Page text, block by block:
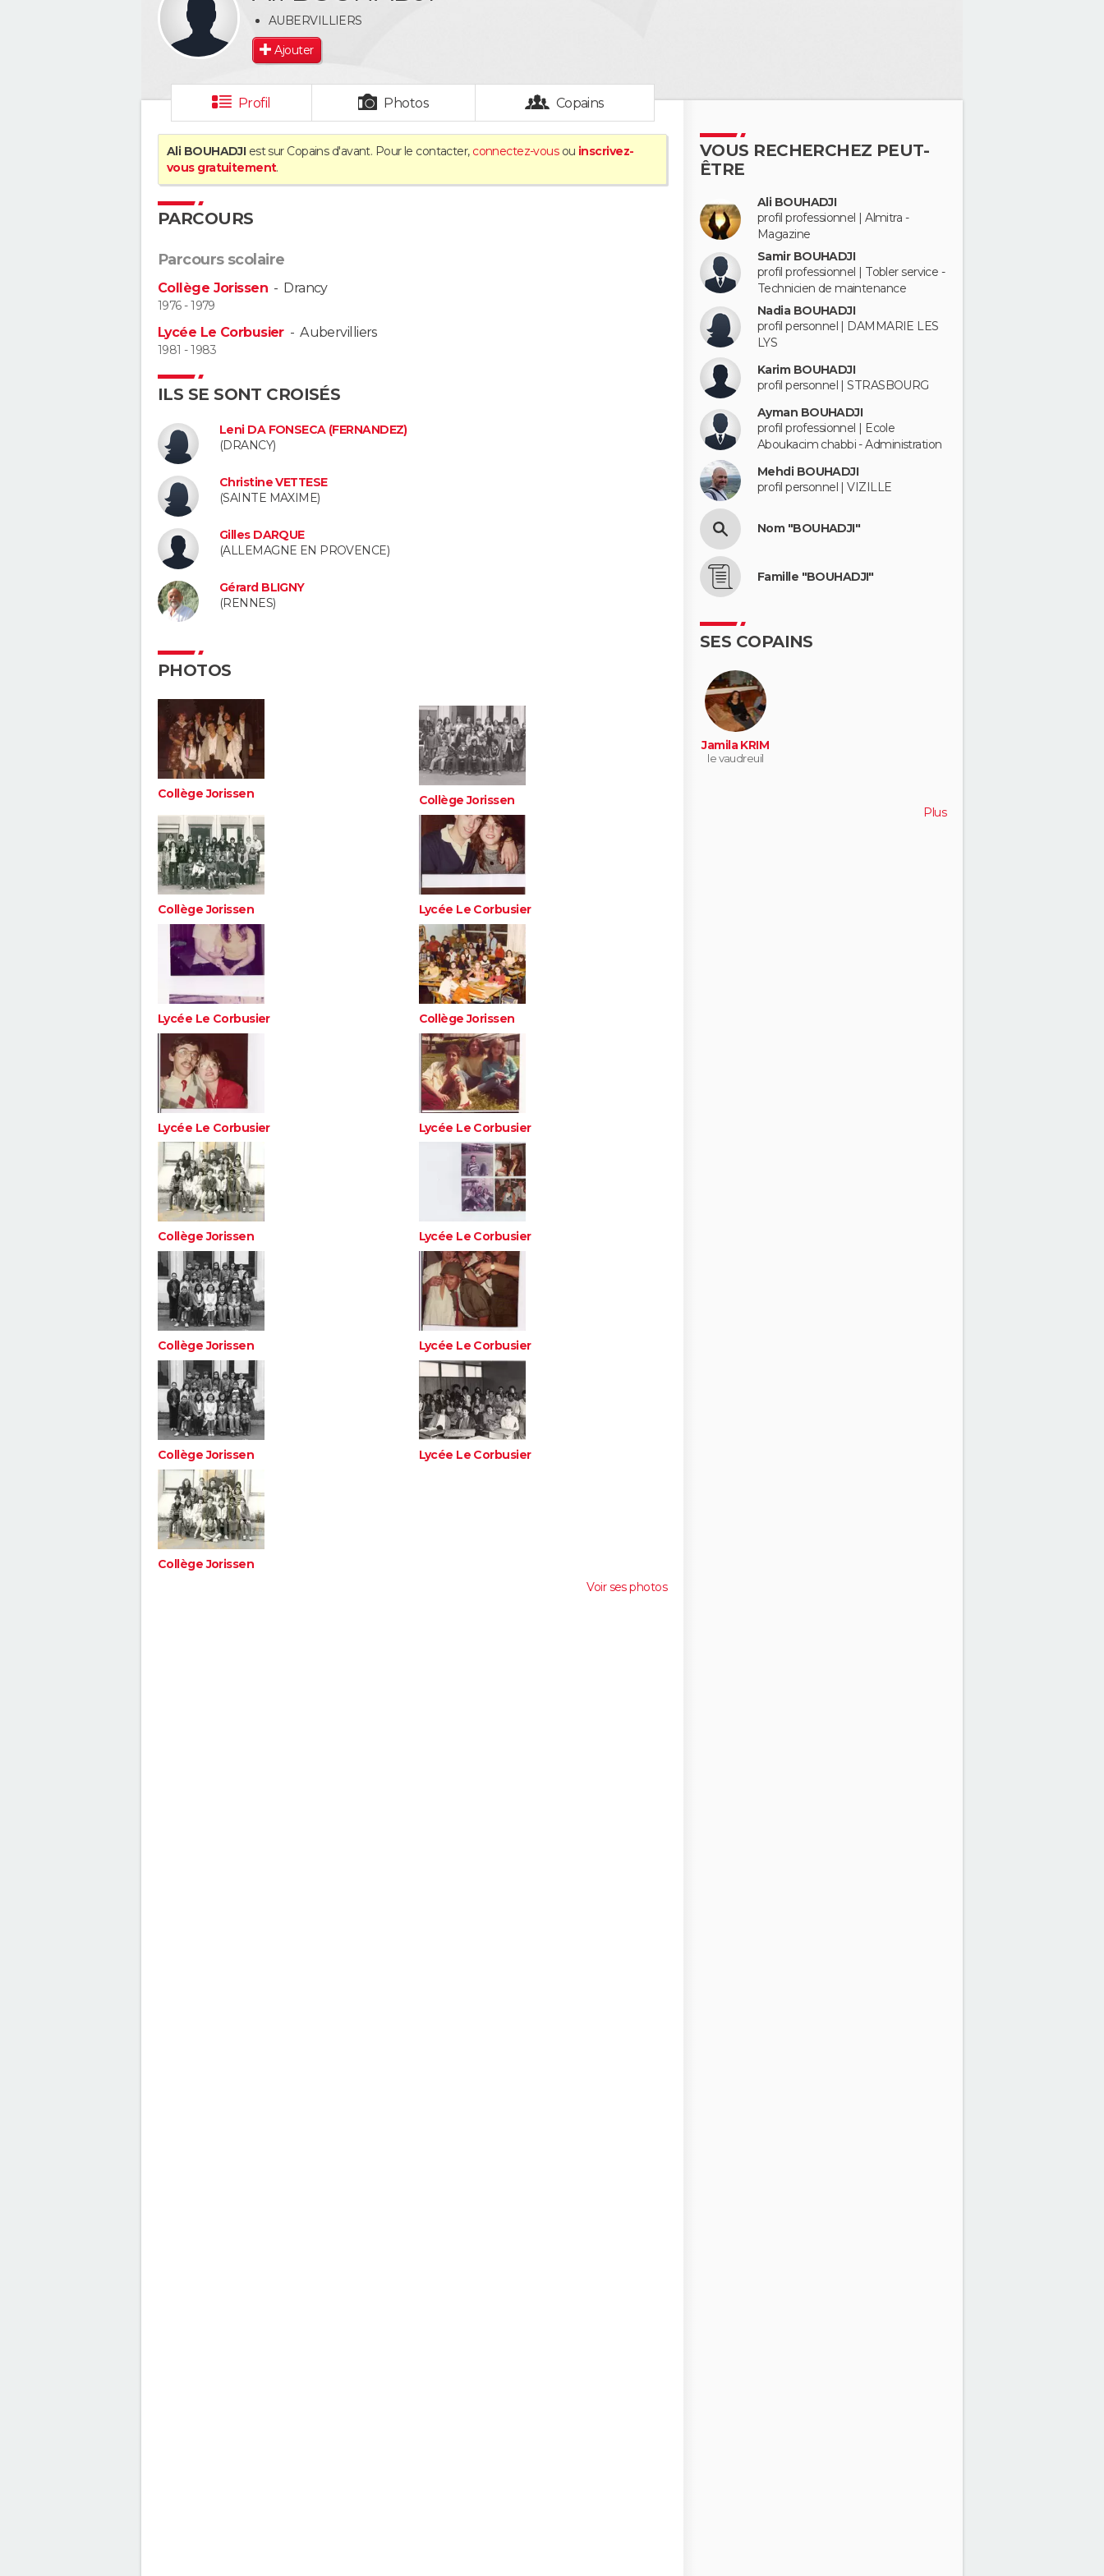
AUBERVILLIERS
Ajouter
Profil Photos Copains
Ali BOUHADJI est sur Copains d'avant. Pour le contacter, connectez-vousou inscrivez-
vous gratuitement.
PARCOURS
Parcours scolaire
Collège Jorissen - Drancy
1976 - 1979
Lycée Le Corbusier-Aubervilliers
1981 - 1983
ILS SE SONT CROISÉS
Leni DA FONSECA (FERNANDEZ)
(DRANCY)
Christine VETTESE
(SAINTE MAXIME)
Gilles DARQUE
(ALLEMAGNE EN PROVENCE)
Gérard BLIGNY
(RENNES)
PHOTOS
Collège Jorissen Collège Jorissen
Collège Jorissen Lycée Le Corbusier
Lycée Le Corbusier Collège Jorissen
Lycée Le Corbusier Lycée Le Corbusier
Collège Jorissen Lycée Le Corbusier
Collège Jorissen Lycée Le Corbusier
Collège Jorissen Lycée Le Corbusier
Collège Jorissen
Voir ses photos
VOUS RECHERCHEZ PEUT-
ÊTRE
Ali BOUHADJI
profil professionnel | Almitra -
Magazine
Samir BOUHADJI
profil professionnel | Tobler service -
Technicien de maintenance
Nadia BOUHADJI
profil personnel | DAMMARIE LES
LYS
Karim BOUHADJI
profil personnel | STRASBOURG
Ayman BOUHADJI
profil professionnel | Ecole
Aboukacim chabbi - Administration
Mehdi BOUHADJI
profil personnel | VIZILLE
Nom "BOUHADJI"
Famille "BOUHADJI"
SES COPAINS
Jamila KRIM
le vaudreuil
Plus